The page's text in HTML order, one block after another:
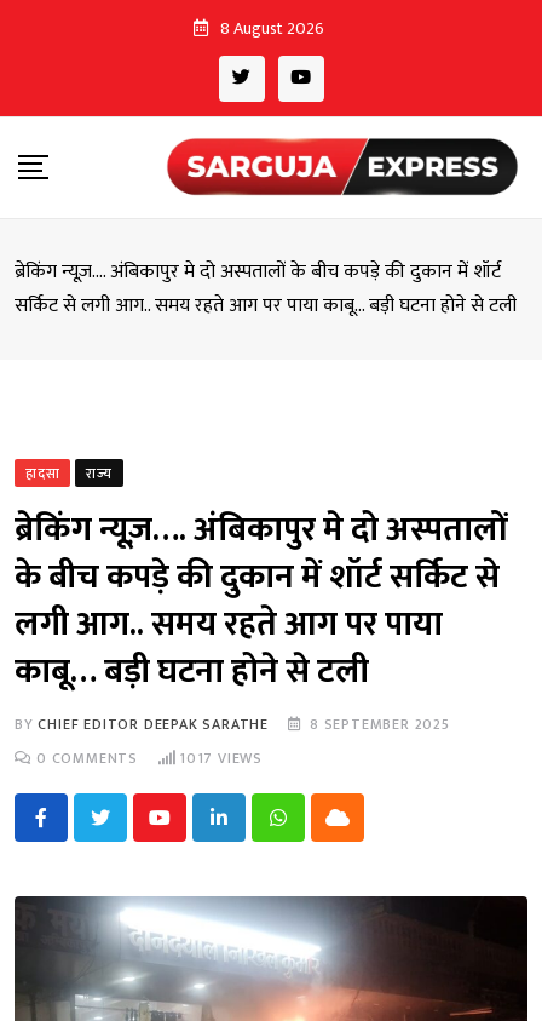
8 August 2026
ब्रेकिंग न्यूज़…. अंबिकापुर मे दो अस्पतालों के बीच कपड़े की दुकान में शॉर्ट
सर्किट से लगी आग.. समय रहते आग पर पाया काबू… बड़ी घटना होने से टली
हादसा राज्य
ब्रेकिंग न्यूज़…. अंबिकापुर मे दो अस्पतालों
के बीच कपड़े की दुकान में शॉर्ट सर्किट से
लगी आग.. समय रहते आग पर पाया
काबू… बड़ी घटना होने से टली
BYCHIEF EDITOR DEEPAK SARATHE
8 SEPTEMBER 2025
0 COMMENTS 1017 VIEWS
YoutubeLinkedInWhatsappCloud